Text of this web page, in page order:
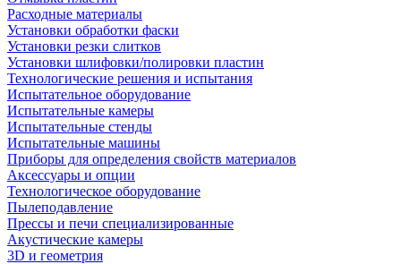
Расходные материалы
Установки обработки фаски
Установки резки слитков
Установки шлифовки/полировки пластин
Технологические решения и испытания
Испытательное оборудование
Испытательные камеры
Испытательные стенды
Испытательные машины
Приборы для определения свойств материалов
Аксессуары и опции
Технологическое оборудование
Пылеподавление
Прессы и печи специализированные
Акустические камеры
3D и геометрия